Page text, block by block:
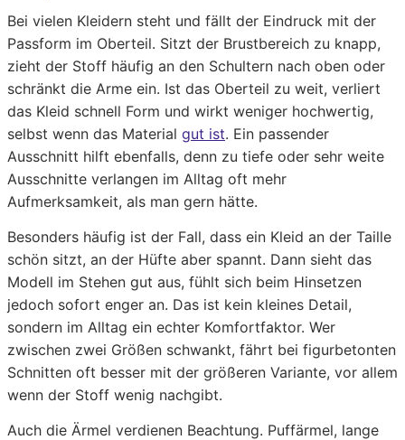
Bei vielen Kleidern steht und fällt der Eindruck mit der
Passform im Oberteil. Sitzt der Brustbereich zu knapp,
zieht der Stoff häufig an den Schultern nach oben oder
schränkt die Arme ein. Ist das Oberteil zu weit, verliert
das Kleid schnell Form und wirkt weniger hochwertig,
selbst wenn das Material gut ist. Ein passender
Ausschnitt hilft ebenfalls, denn zu tiefe oder sehr weite
Ausschnitte verlangen im Alltag oft mehr
Aufmerksamkeit, als man gern hätte.
Besonders häufig ist der Fall, dass ein Kleid an der Taille
schön sitzt, an der Hüfte aber spannt. Dann sieht das
Modell im Stehen gut aus, fühlt sich beim Hinsetzen
jedoch sofort enger an. Das ist kein kleines Detail,
sondern im Alltag ein echter Komfortfaktor. Wer
zwischen zwei Größen schwankt, fährt bei figurbetonten
Schnitten oft besser mit der größeren Variante, vor allem
wenn der Stoff wenig nachgibt.
Auch die Ärmel verdienen Beachtung. Puffärmel, lange